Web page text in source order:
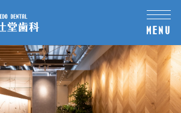
MENU